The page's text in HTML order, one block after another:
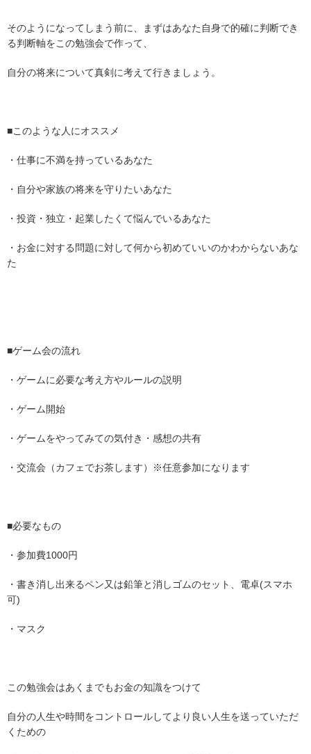
そのようになってしまう前に、まずはあなた自身で的確に判断でき
る判断軸をこの勉強会で作って、
自分の将来について真剣に考えて行きましょう。
■このような人にオススメ
・仕事に不満を持っているあなた
・自分や家族の将来を守りたいあなた
・投資・独立・起業したくて悩んでいるあなた
・お金に対する問題に対して何から初めていいのかわからないあな
た
■ゲーム会の流れ
・ゲームに必要な考え方やルールの説明
・ゲーム開始
・ゲームをやってみての気付き・感想の共有
・交流会（カフェでお茶します）※任意参加になります
■必要なもの
・参加費1000円
・書き消し出来るペン又は鉛筆と消しゴムのセット、電卓(スマホ
可)
・マスク
この勉強会はあくまでもお金の知識をつけて
自分の人生や時間をコントロールしてより良い人生を送っていただ
くための